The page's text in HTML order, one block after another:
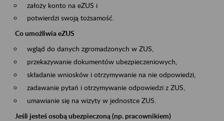
założy konto na eZUS i
potwierdzi swoją tożsamość.
Co umożliwia eZUS
wgląd do danych zgromadzonych w ZUS,
przekazywanie dokumentów ubezpieczeniowych,
składanie wniosków i otrzymywanie na nie odpowiedzi,
zadawanie pytań i otrzymywanie odpowiedzi z ZUS,
umawianie się na wizyty w jednostce ZUS.
Jeśli jesteś osobą ubezpieczoną (np. pracownikiem)